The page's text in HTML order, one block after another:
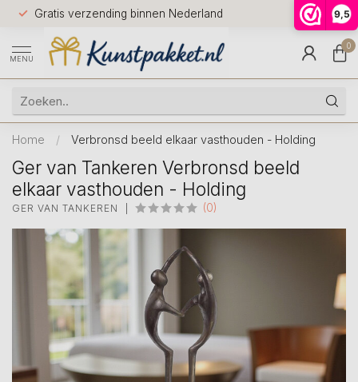
9,5
Gratis verzending binnen Nederland
Voor
huis
9.5
MENU
0
Home / Verbronsd beeld elkaar vasthouden - Holding
Ger van Tankeren Verbronsd beeld
elkaar vasthouden - Holding
GER VAN TANKEREN (0)